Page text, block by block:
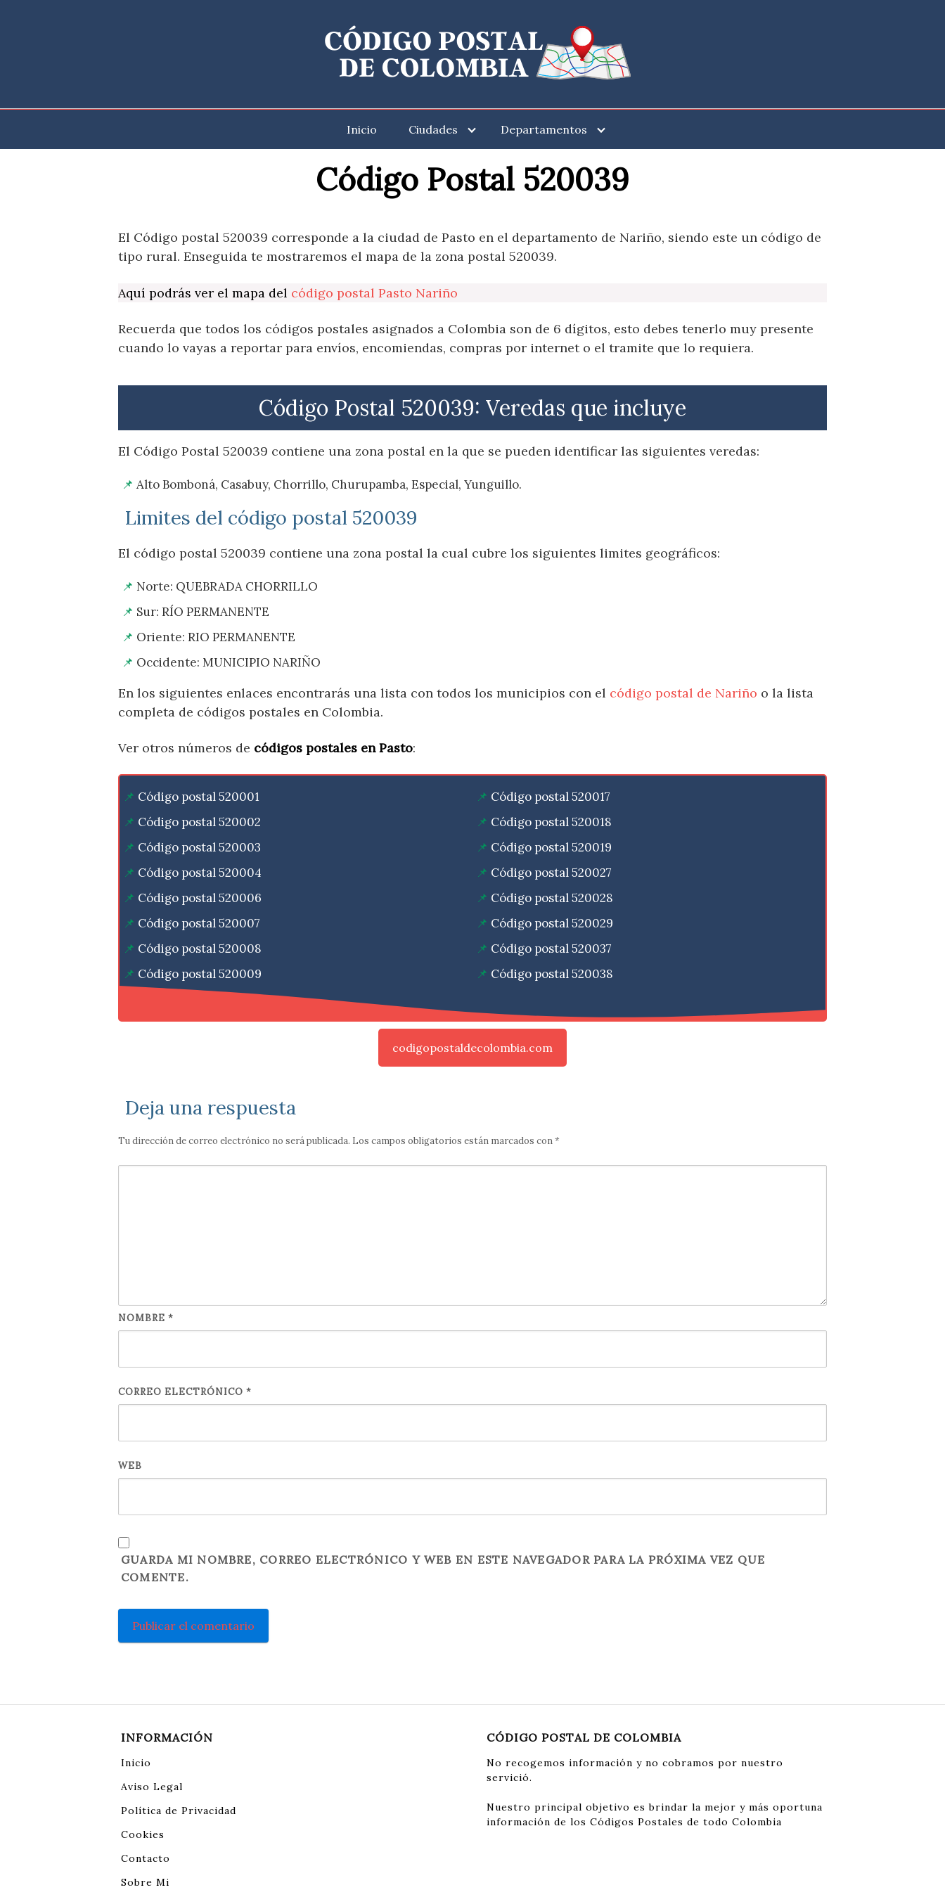
Inicio Ciudades Departamentos
Código Postal 520039
El Código postal 520039 corresponde a la ciudad de Pasto en el departamento de Nariño, siendo este un código de
tipo rural. Enseguida te mostraremos el mapa de la zona postal 520039.
Aquí podrás ver el mapa del código postal Pasto Nariño
Recuerda que todos los códigos postales asignados a Colombia son de 6 dígitos, esto debes tenerlo muy presente
cuando lo vayas a reportar para envíos, encomiendas, compras por internet o el tramite que lo requiera.
Código Postal 520039: Veredas que incluye
El Código Postal 520039 contiene una zona postal en la que se pueden identificar las siguientes veredas:
Alto Bomboná, Casabuy, Chorrillo, Churupamba, Especial, Yunguillo.
Limites del código postal 520039
El código postal 520039 contiene una zona postal la cual cubre los siguientes limites geográficos:
Norte: QUEBRADA CHORRILLO
Sur: RÍO PERMANENTE
Oriente: RIO PERMANENTE
Occidente: MUNICIPIO NARIÑO
En los siguientes enlaces encontrarás una lista con todos los municipios con el código postal de Nariño o la lista
completa de códigos postales en Colombia.
Ver otros números de códigos postales en Pasto:
Código postal 520001
Código postal 520002
Código postal 520003
Código postal 520004
Código postal 520006
Código postal 520007
Código postal 520008
Código postal 520009
Código postal 520010
Código postal 520017
Código postal 520018
Código postal 520019
Código postal 520027
Código postal 520028
Código postal 520029
Código postal 520037
Código postal 520038
codigopostaldecolombia.com
Deja una respuesta
Tu dirección de correo electrónico no será publicada. Los campos obligatorios están marcados con*
NOMBRE *
CORREO ELECTRÓNICO *
WEB
GUARDA MI NOMBRE, CORREO ELECTRÓNICO Y WEB EN ESTE NAVEGADOR PARA LA PRÓXIMA VEZ QUE
COMENTE.
INFORMACIÓN
Inicio
Aviso Legal
Política de Privacidad
Cookies
Contacto
Sobre Mi
CÓDIGO POSTAL DE COLOMBIA
No recogemos información y no cobramos por nuestro
servició.
Nuestro principal objetivo es brindar la mejor y más oportuna
información de los Códigos Postales de todo Colombia